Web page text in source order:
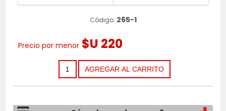
Código: 265-1
Precio por menor $U 220